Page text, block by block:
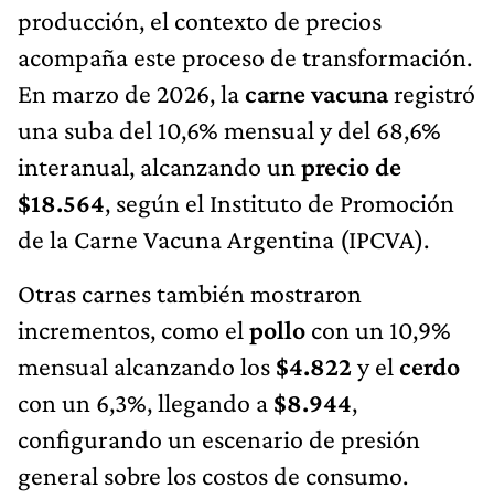
producción, el contexto de precios
acompaña este proceso de transformación.
En marzo de 2026, lacarne vacunaregistró
una suba del 10,6% mensual y del 68,6%
interanual, alcanzando un precio de
$18.564, según el Instituto de Promoción
de la Carne Vacuna Argentina (IPCVA).
Otras carnes también mostraron
incrementos, como el pollo con un 10,9%
mensual alcanzando los $4.822y el cerdo
con un 6,3%, llegando a $8.944,
configurando un escenario de presión
general sobre los costos de consumo.